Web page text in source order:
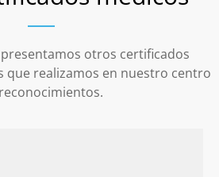
otros certificados
que realizamos en nuestro centro